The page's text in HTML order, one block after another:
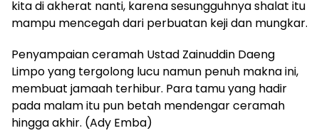
kita di akherat nanti, karena sesungguhnya shalat itu
mampu mencegah dari perbuatan keji dan mungkar.
Penyampaian ceramah Ustad Zainuddin Daeng
Limpo yang tergolong lucu namun penuh makna ini,
membuat jamaah terhibur. Para tamu yang hadir
pada malam itu pun betah mendengar ceramah
hingga akhir. (Ady Emba)